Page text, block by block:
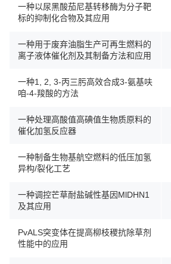
一种以尿黑酸茄尼基转移酶为分子靶
标的抑制化合物及其应用
一种用于废弃油脂生产可再生燃料的
离子液体催化剂及其制备方法和应用
一种1, 2, 3-丙三肟高效合成3-氨基呋
咱-4-羧酸的方法
一种处理高酸值高碘值生物质原料的
催化加氢反应器
一种制备生物基航空燃料的低压加氢
异构/裂化工艺
一种调控芒草耐盐碱性基因MlDHN1
及其应用
PvALS突变体在提高柳枝稷抗除草剂
性能中的应用